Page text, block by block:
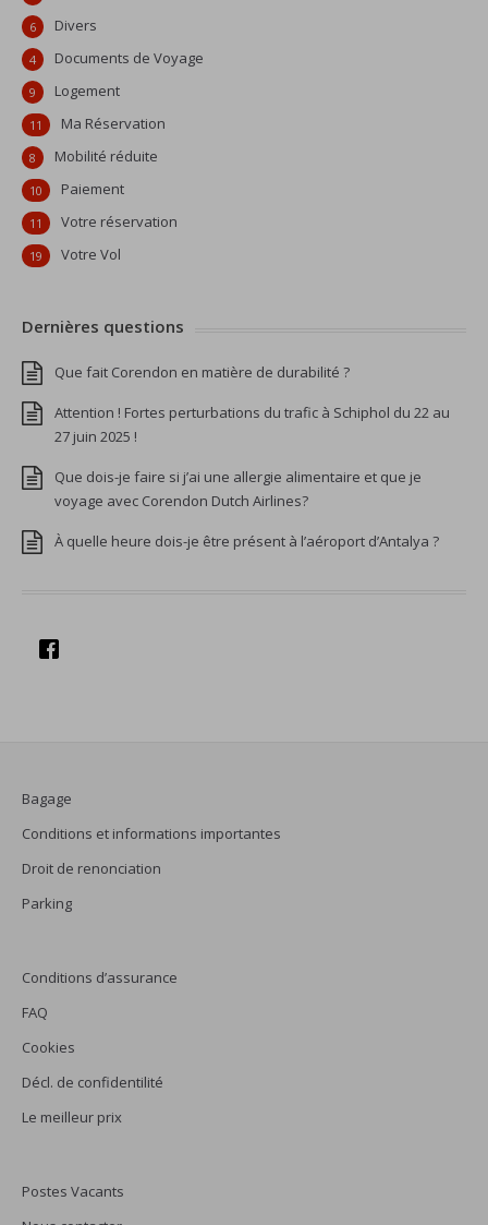
Divers
6
Documents de Voyage
4
Logement
9
Ma Réservation
11
Mobilité réduite
8
Paiement
10
Votre réservation
11
Votre Vol
19
Dernières questions
Que fait Corendon en matière de durabilité ?
Attention ! Fortes perturbations du trafic à Schiphol du 22 au
27 juin 2025 !
Que dois-je faire si j’ai une allergie alimentaire et que je
voyage avec Corendon Dutch Airlines?
À quelle heure dois-je être présent à l’aéroport d’Antalya ?
Bagage
Conditions et informations importantes
Droit de renonciation
Parking
Conditions d’assurance
FAQ
Cookies
Décl. de confidentilité
Le meilleur prix
Postes Vacants